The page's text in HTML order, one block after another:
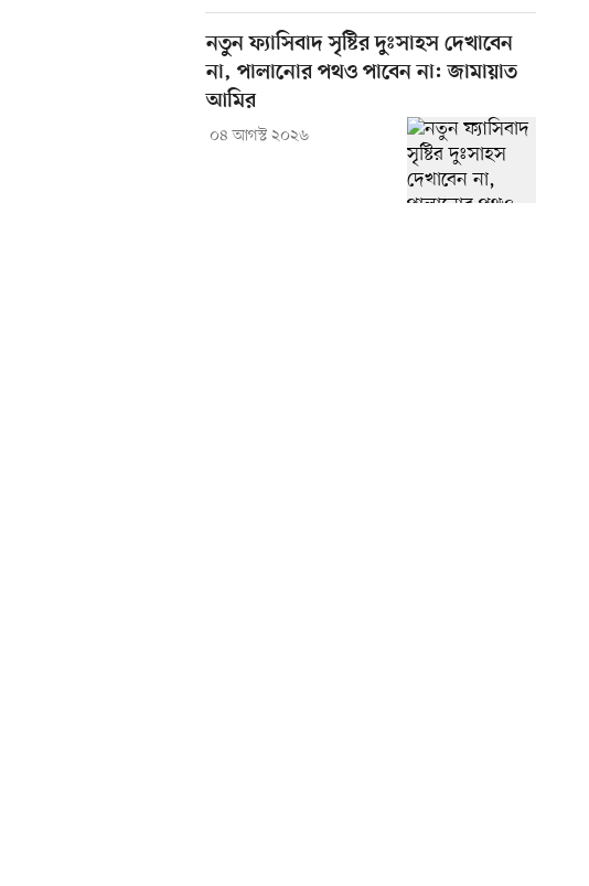
নতুন ফ্যাসিবাদ সৃষ্টির দুঃসাহস দেখাবেন
না, পালানোর পথও পাবেন না: জামায়াত
আমির
০৪ আগস্ট ২০২৬